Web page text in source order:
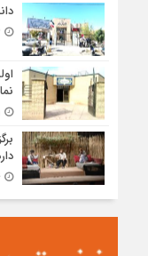
۰۶ آذر ۱۴۰۴ - ۹:۳۲